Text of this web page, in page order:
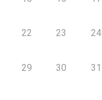
22 23 24
29 30 31